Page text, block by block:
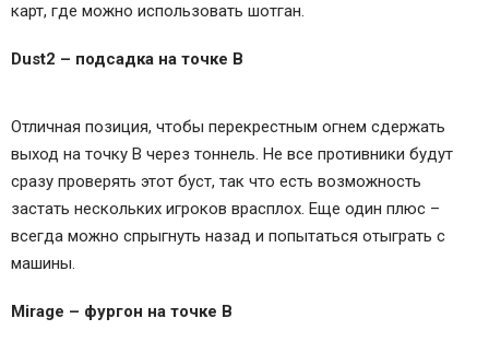
карт, где можно использовать шотган.
Dust2 – подсадка на точке В
Отличная позиция, чтобы перекрестным огнем сдержать
выход на точку В через тоннель. Не все противники будут
сразу проверять этот буст, так что есть возможность
застать нескольких игроков врасплох. Еще один плюс –
всегда можно спрыгнуть назад и попытаться отыграть с
машины.
Mirage – фургон на точке В